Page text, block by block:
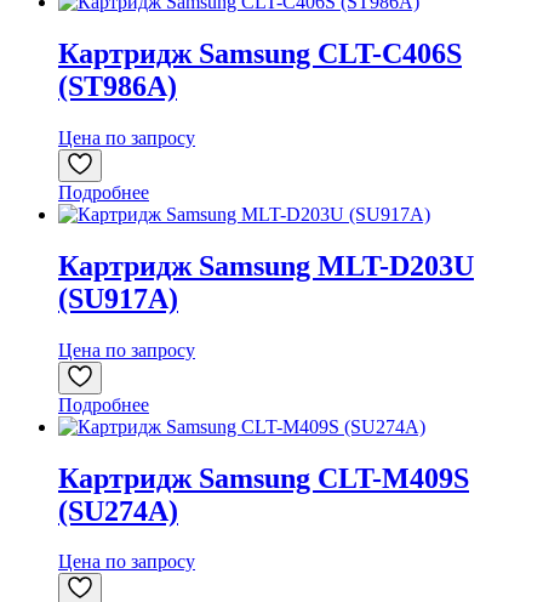
Картридж Samsung CLT-C406S
(ST986A)
Цена по запросу
Подробнее
Картридж Samsung MLT-D203U
(SU917A)
Цена по запросу
Подробнее
Картридж Samsung CLT-M409S
(SU274A)
Цена по запросу